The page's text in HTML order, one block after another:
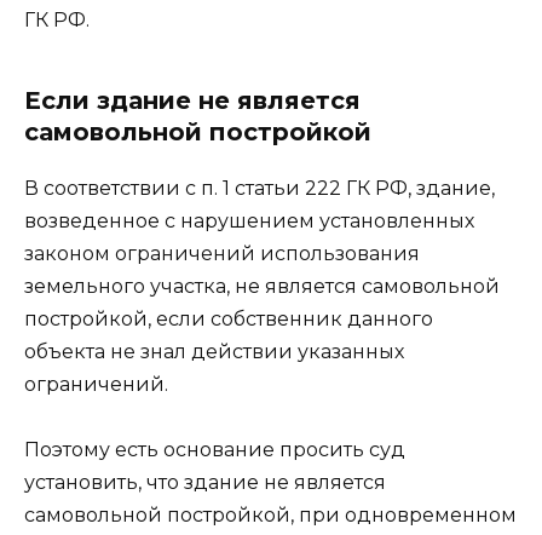
ГК РФ.
Если здание не является
самовольной постройкой
В соответствии с п. 1 статьи 222 ГК РФ, здание,
возведенное с нарушением установленных
законом ограничений использования
земельного участка, не является самовольной
постройкой, если собственник данного
объекта не знал действии указанных
ограничений.
Поэтому есть основание просить суд
установить, что здание не является
самовольной постройкой, при одновременном